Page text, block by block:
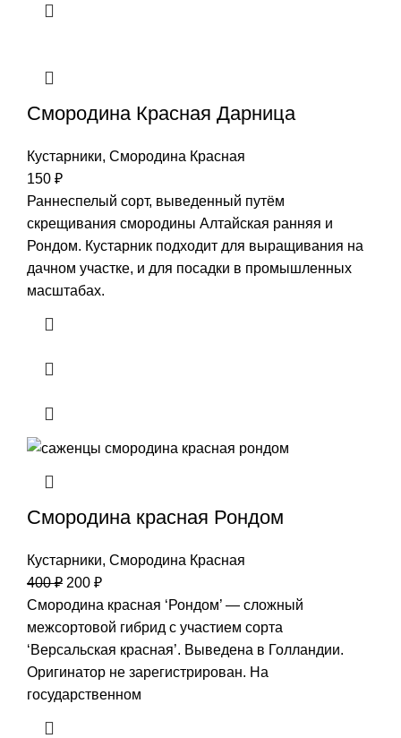
Смородина Красная Дарница
Кустарники, Смородина Красная
150 ₽
Раннеспелый сорт, выведенный путём
скрещивания смородины Алтайская ранняя и
Рондом. Кустарник подходит для выращивания на
дачном участке, и для посадки в промышленных
масштабах.
Смородина красная Рондом
Кустарники, Смородина Красная
400₽ 200 ₽
Смородина красная ‘Рондом’ — сложный
межсортовой гибрид с участием сорта
‘Версальская красная’. Выведена в Голландии.
Оригинатор не зарегистрирован. На
государственном